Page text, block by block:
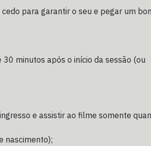
para garantir o seu e pegar um
minutos após o início da sessão (ou
e assistir ao filme somente
nascimento);